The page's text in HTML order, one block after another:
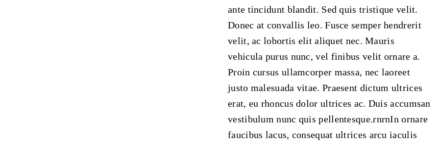
ante tincidunt blandit. Sed quis tristique velit.
Donec at convallis leo. Fusce semper hendrerit
velit, ac lobortis elit aliquet nec. Mauris
vehicula purus nunc, vel finibus velit ornare a.
Proin cursus ullamcorper massa, nec laoreet
justo malesuada vitae. Praesent dictum ultrices
erat, eu rhoncus dolor ultrices ac. Duis accumsan
vestibulum nunc quis pellentesque.rnrnIn ornare
faucibus lacus, consequat ultrices arcu iaculis